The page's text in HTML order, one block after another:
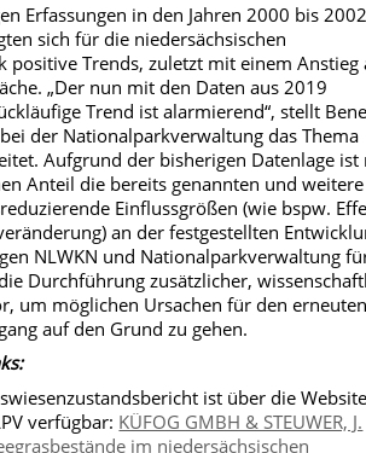
Erfassungen in den Jahren 2000 bis
sich für die niedersächsischen
positive Trends, zuletzt mit einem Anstieg
„Der nun mit den Daten aus 2019
Trend ist alarmierend“, stellt
der Nationalparkverwaltung das Thema
Aufgrund der bisherigen Datenlage ist
Anteil die bereits genannten und weitere
Einflussgrößen (wie bspw.
an der festgestellten
NLWKN und Nationalparkverwaltung
Durchführung zusätzlicher,
um möglichen Ursachen für den
auf den Grund zu gehen.
ist über die
verfügbar: KÜFOG GMBH & STEUWER, J.
im niedersächsischen